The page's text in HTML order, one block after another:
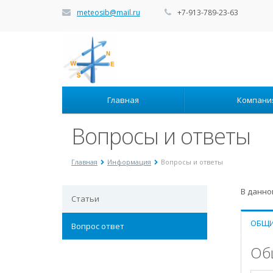
meteosib@mail.ru +7-913-789-23-63
Главная
Вопросы и ответы
Главная Информация Вопросы и ответы
Статьи
Вопрос ответ
В